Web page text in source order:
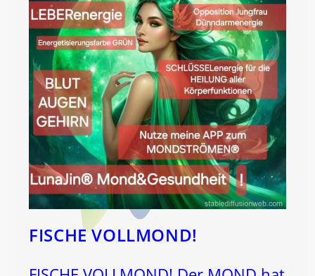
FISCHE VOLLMOND!